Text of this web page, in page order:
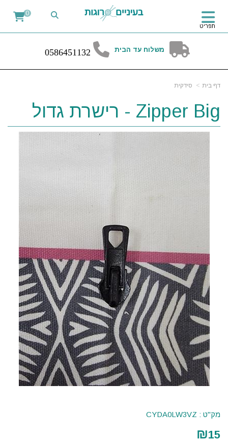
תפריט
0
משלוח עד הבית 0586451132
דף בית סידקית
Zipper Big - רישרת גדול
מק"ט : CYDA0LW3VZ
₪15